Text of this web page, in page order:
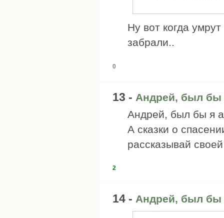
Ну вот когда
забрали..
0
13 - Андрей, был бы
Андрей, был бы я
А сказки о
рассказывай
2
14 - Андрей, был бы